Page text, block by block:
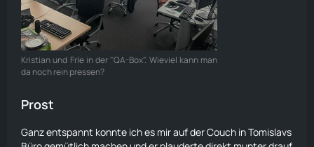
Kristian und Frle in der "QA-Box". Wieviel kann man
da noch rein pressen?
Prost
Ganz entspannt konnte ich es mir auf der Couch in Tomislavs